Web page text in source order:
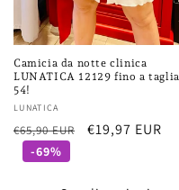
Camicia da notte clinica
LUNATICA 12129 fino a taglia
54!
Fornitore:
LUNATICA
Prezzo
€65,90 EUR
Prezzo
€19,97 EUR
-69%